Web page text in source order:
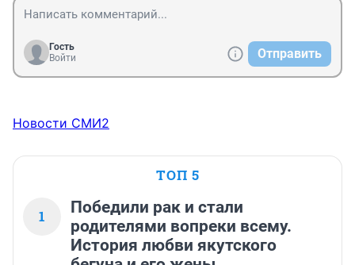
Гость
Войти
Отправить
Новости СМИ2
ТОП 5
1
Победили рак и стали
родителями вопреки всему.
История любви якутского